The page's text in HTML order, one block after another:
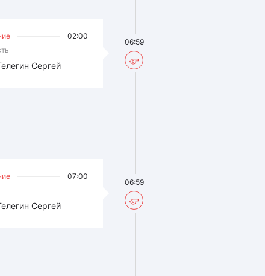
02:00
Сергей
06:59
07:00
Сергей
06:59